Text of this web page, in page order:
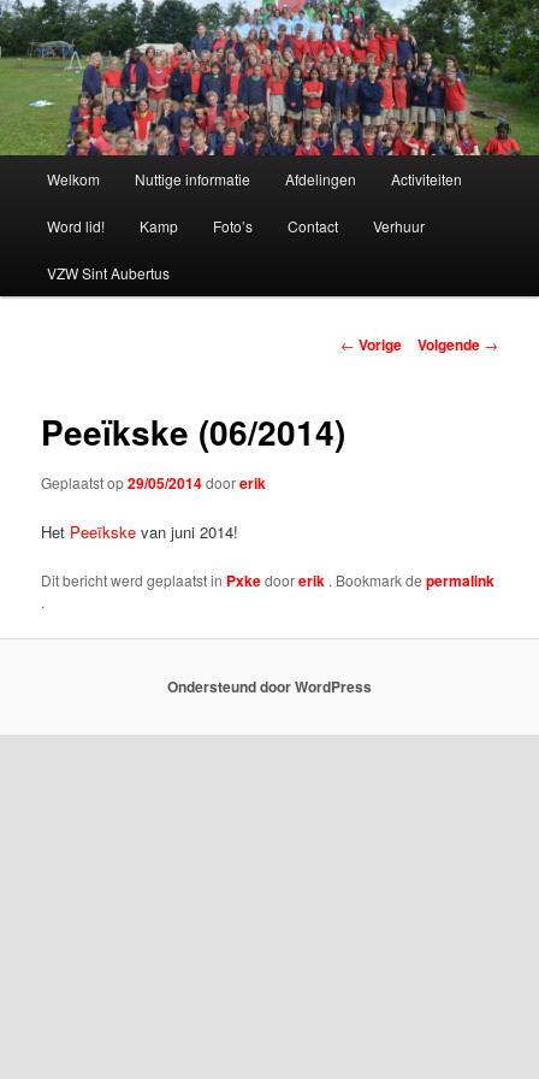
Spring
naar
de
inhoudChiro Bethanie
Welkom Nuttige informatie Afdelingen Activiteiten
Word lid! Kamp Foto’s Contact Verhuur
VZW Sint Aubertus
Berichtnavigatie
← Vorige Volgende →
Peeïkske (06/2014)
Geplaatst op29/05/2014doorerik
Het Peeïkske van juni 2014!
Dit bericht werd geplaatst in Pxkedoorerik . Bookmark depermalink
.
Ondersteund door WordPress